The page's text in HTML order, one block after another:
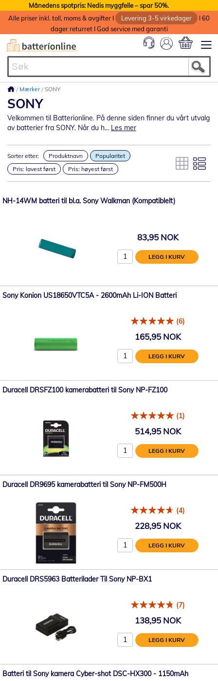
Månedens spotpris: Nedis myggfelle – spar 50%.
Alle priser inkl. toll, moms & avgifter I
Levering 3-5 virkedager
I 60
dager returret I God service med garanti
Mærker SONY
SONY
Velkommen til Batterionline. På denne siden finner du vårt utvalg
av batterier fra SONY. Når du h... Les mer
Sorter etter: Produktnavn
Popularitet
Pris: lavest først
Pris: høyest først
NH-14WM batteri til bl.a. Sony Walkman (Kompatiblelt)
83,95 NOK
LEGG I KURV
Sony Konion US18650VTC5A - 2600mAh Li-ION Batteri
(6)
165,95 NOK
LEGG I KURV
Duracell DRSFZ100 kamerabatteri til Sony NP-FZ100
(1)
514,95 NOK
LEGG I KURV
Duracell DR9695 kamerabatteri til Sony NP-FM500H
(4)
228,95 NOK
LEGG I KURV
Duracell DRS5963 Batterilader Til Sony NP-BX1
(7)
138,95 NOK
LEGG I KURV
Batteri til Sony kamera Cyber-shot DSC-HX300 - 1150mAh